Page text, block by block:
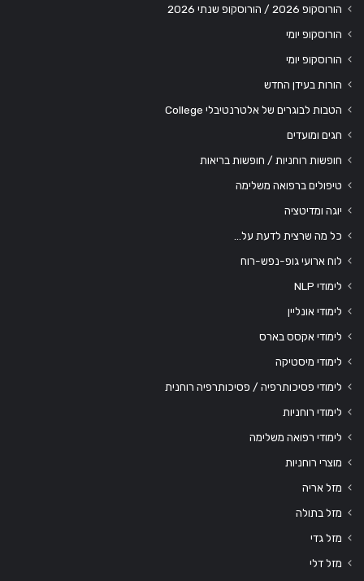
הורוסקופ 2026 / הורוסקופ שנתי 2026
הורוסקופ יומי
הורוסקופ יומי
הורות בעידן החדש
הטבות לבוגרים של אלטרנטיבלי College
חגים ומועדים
חופשות רוחניות / חופשות בריאות
טיפולים ברפואה משלימה
יוגה ומדיטציה
כל מה שרצית לדעת על…
לוח ארועי גופ-נפש-רוח
לימודי NLP
לימודי אונליין
לימודי אקסס בארס
לימודי מיסטיקה
לימודי פסיכותרפיה / פסיכותרפיה רוחנית
לימודי רוחניות
לימודי רפואה משלימה
מוצרי רוחניות
מזל אריה
מזל בתולה
מזל גדי
מזל דלי